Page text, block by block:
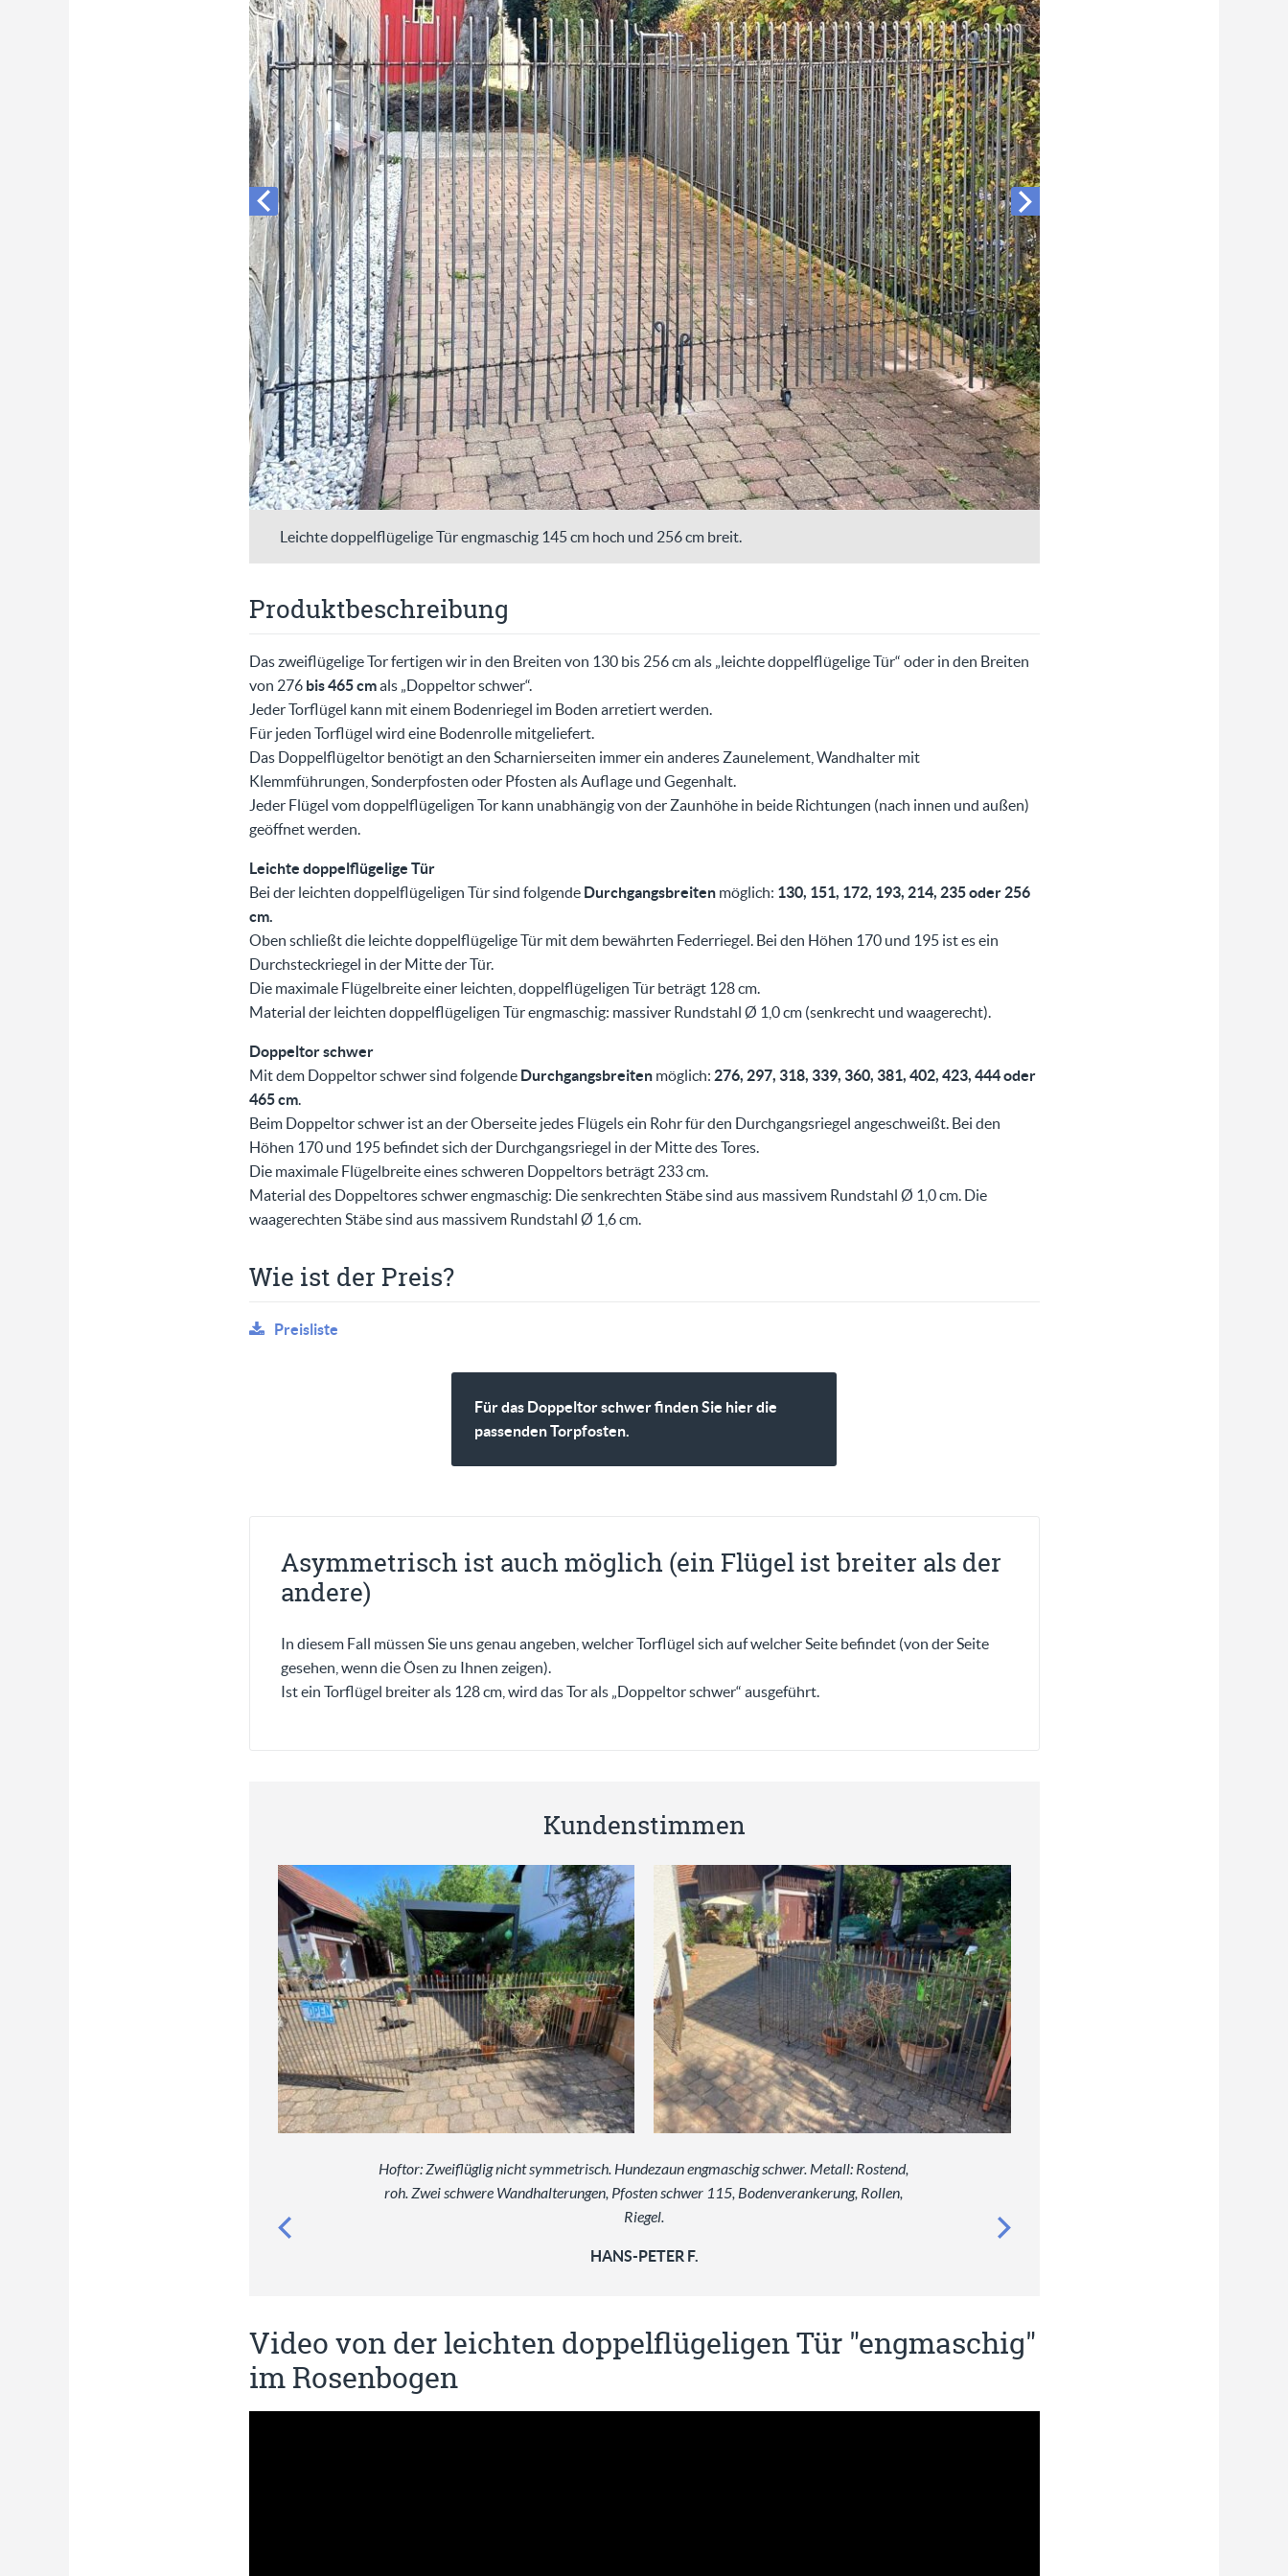
Leichte doppelflügelige Tür engmaschig 145 cm hoch und 256 cm breit.
Produktbeschreibung
Das zweiflügelige Tor fertigen wir in den Breiten von 130 bis 256 cm als „leichte doppelflügelige Tür“ oder in den Breiten
von 276 bis 465 cmals „Doppeltor schwer“.
Jeder Torflügel kann mit einem Bodenriegel im Boden arretiert werden.
Für jeden Torflügel wird eine Bodenrolle mitgeliefert.
Das Doppelflügeltor benötigt an den Scharnierseiten immer ein anderes Zaunelement, Wandhalter mit
Klemmführungen, Sonderpfosten oder Pfosten als Auflage und Gegenhalt.
Jeder Flügel vom doppelflügeligen Tor kann unabhängig von der Zaunhöhe in beide Richtungen (nach innen und außen)
geöffnet werden.
Leichte doppelflügelige Tür
Bei der leichten doppelflügeligen Tür sind folgende Durchgangsbreitenmöglich: 130, 151, 172, 193, 214, 235 oder 256
cm.
Oben schließt die leichte doppelflügelige Tür mit dem bewährten Federriegel. Bei den Höhen 170 und 195 ist es ein
Durchsteckriegel in der Mitte der Tür.
Die maximale Flügelbreite einer leichten, doppelflügeligen Tür beträgt 128 cm.
Material der leichten doppelflügeligen Tür engmaschig: massiver Rundstahl Ø 1,0 cm (senkrecht und waagerecht).
Doppeltor schwer
Mit dem Doppeltor schwer sind folgende Durchgangsbreitenmöglich: 276, 297, 318, 339, 360, 381, 402, 423, 444 oder
465 cm.
Beim Doppeltor schwer ist an der Oberseite jedes Flügels ein Rohr für den Durchgangsriegel angeschweißt. Bei den
Höhen 170 und 195 befindet sich der Durchgangsriegel in der Mitte des Tores.
Die maximale Flügelbreite eines schweren Doppeltors beträgt 233 cm.
Material des Doppeltores schwer engmaschig: Die senkrechten Stäbe sind aus massivem Rundstahl Ø 1,0 cm. Die
waagerechten Stäbe sind aus massivem Rundstahl Ø 1,6 cm.
Wie ist der Preis?
Preisliste
Für das Doppeltor schwer finden Sie hier die
passenden Torpfosten.
Asymmetrisch ist auch möglich (ein Flügel ist breiter als der
andere)
In diesem Fall müssen Sie uns genau angeben, welcher Torflügel sich auf welcher Seite befindet (von der Seite
gesehen, wenn die Ösen zu Ihnen zeigen).
Ist ein Torflügel breiter als 128 cm, wird das Tor als „Doppeltor schwer“ ausgeführt.
Kundenstimmen
Hoftor: Zweiflüglig nicht symmetrisch. Hundezaun engmaschig schwer. Metall: Rostend,
roh. Zwei schwere Wandhalterungen, Pfosten schwer 115, Bodenverankerung, Rollen,
Riegel.
HANS-PETER F.
Video von der leichten doppelflügeligen Tür "engmaschig"
im Rosenbogen